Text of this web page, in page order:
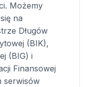
Możemy
na
Długów
(BIK),
(BIG) i
Finansowej
serwisów